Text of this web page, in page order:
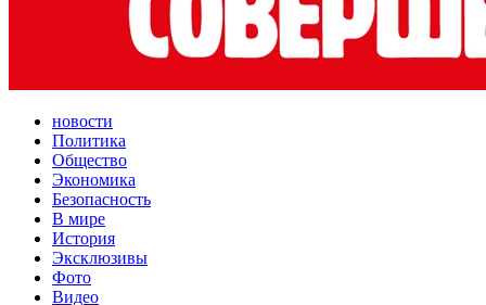
новости
Политика
Общество
Экономика
Безопасность
В мире
История
Эксклюзивы
Фото
Видео